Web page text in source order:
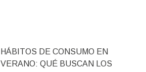
HÁBITOS DE CONSUMO EN
VERANO: QUÉ BUSCAN LOS